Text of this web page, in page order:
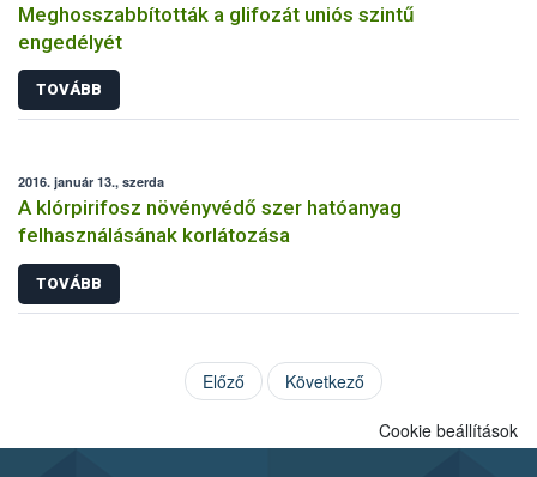
Meghosszabbították a glifozát uniós szintű
engedélyét
TOVÁBB
2016. január 13., szerda
A klórpirifosz növényvédő szer hatóanyag
felhasználásának korlátozása
TOVÁBB
Előző Következő
Cookie beállítások